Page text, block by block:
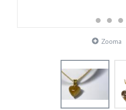
Zooma